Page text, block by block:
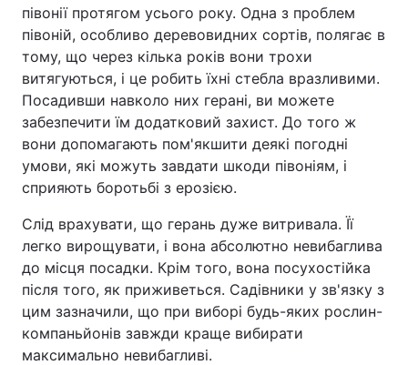
півонії протягом усього року. Одна з проблем
півоній, особливо деревовидних сортів, полягає в
тому, що через кілька років вони трохи
витягуються, і це робить їхні стебла вразливими.
Посадивши навколо них герані, ви можете
забезпечити їм додатковий захист. До того ж
вони допомагають пом'якшити деякі погодні
умови, які можуть завдати шкоди півоніям, і
сприяють боротьбі з ерозією.
Слід врахувати, що герань дуже витривала. Її
легко вирощувати, і вона абсолютно невибаглива
до місця посадки. Крім того, вона посухостійка
після того, як приживеться. Садівники у зв'язку з
цим зазначили, що при виборі будь-яких рослин-
компаньйонів завжди краще вибирати
максимально невибагливі.